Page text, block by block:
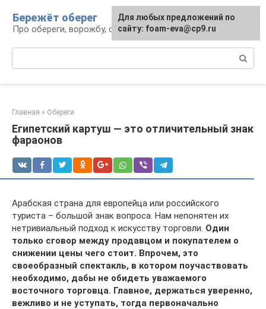
контенту
Бережёт оберег
Про обереги, ворожбу, сны и гадания
Главная » Обереги
Египетский картуш — это отличительный знак
фараонов
Арабская страна для европейца или российского
туриста – большой знак вопроса. Нам непонятен их
нетривиальный подход к искусству торговли. Один
только сговор между продавцом и покупателем о
снижении цены чего стоит. Впрочем, это
своеобразный спектакль, в котором поучаствовать
необходимо, дабы не обидеть уважаемого
восточного торговца. Главное, держаться уверенно,
вежливо и не уступать, тогда первоначально
Для любых предложений по
сайту: foam-eva@cp9.ru